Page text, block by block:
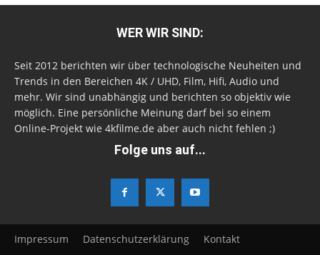
WER WIR SIND:
Seit 2012 berichten wir über technologische Neuheiten und
Trends in den Bereichen 4K / UHD, Film, Hifi, Audio und
mehr. Wir sind unabhängig und berichten so objektiv wie
möglich. Eine persönliche Meinung darf bei so einem
Online-Projekt wie 4kfilme.de aber auch nicht fehlen ;)
Folge uns auf...
Impressum Datenschutzerklärung Kontakt